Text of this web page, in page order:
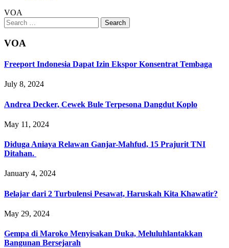
VOA
Search
for:
VOA
Freeport Indonesia Dapat Izin Ekspor Konsentrat Tembaga
July 8, 2024
Andrea Decker, Cewek Bule Terpesona Dangdut Koplo
May 11, 2024
Diduga Aniaya Relawan Ganjar-Mahfud, 15 Prajurit TNI
Ditahan.
January 4, 2024
Belajar dari 2 Turbulensi Pesawat, Haruskah Kita Khawatir?
May 29, 2024
Gempa di Maroko Menyisakan Duka, Meluluhlantakkan
Bangunan Bersejarah